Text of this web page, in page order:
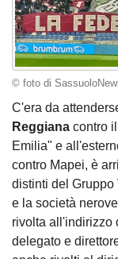
© foto di
C'era da
Reggiana contro il
Emilia" e
contro Mapei, è
distinti del Gruppo
e la società
rivolta all'indirizzo
delegato e